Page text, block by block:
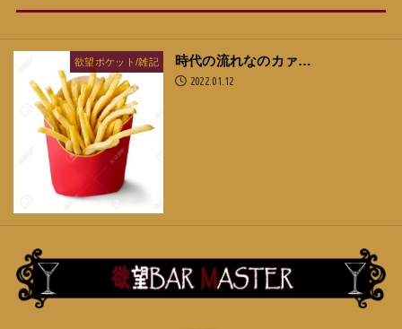
欲望ポケット/雑記 時代の流れなのカァ…
2022.01.12